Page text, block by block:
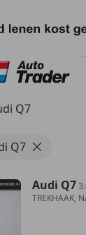
Q7
Q7
Audi Q7
TREKHAAK,